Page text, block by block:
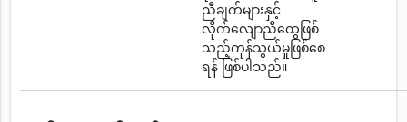
ညီချက်များနှင့်
လိုက်လျောညီထွေဖြစ်
သည့်ကုန်သွယ်မှုဖြစ်စေ
ရန် ဖြစ်ပါသည်။